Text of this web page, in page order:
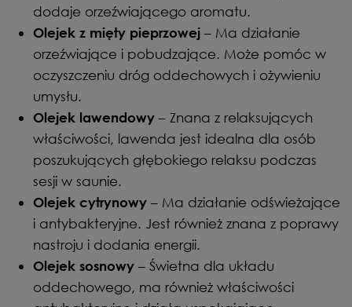
dodaje orzeźwiającego aromatu.
Olejek z mięty pieprzowej – Ma działanie
orzeźwiające i pobudzające. Może pomóc w
oczyszczeniu dróg oddechowych i ożywieniu
umysłu.
Olejek lawendowy – Znana z relaksujących
właściwości, lawenda jest idealna dla osób
poszukujących głębokiego relaksu podczas
sesji w saunie.
Olejek cytrynowy – Ma działanie odświeżające
i antybakteryjne. Jest również znana z poprawy
nastroju i dodania energii.
Olejek sosnowy – Świetna dla układu
oddechowego, ma również właściwości